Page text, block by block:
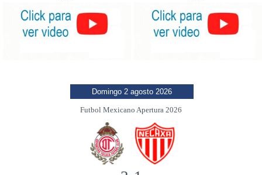
Domingo 2 agosto 2026
Futbol Mexicano Apertura 2026